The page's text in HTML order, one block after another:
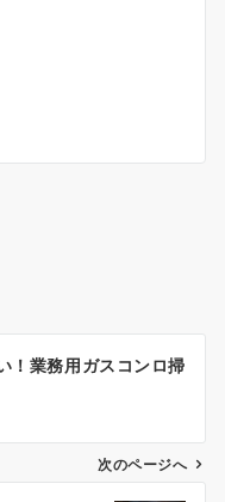
！業務用ガスコンロ掃
次のページへ